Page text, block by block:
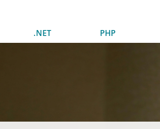
.NET PHP